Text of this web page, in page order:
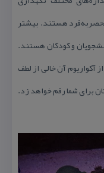
هستند. بیشتر
و كودكان هستند.
آكواریوم آن خالی از لطف
برای شما رقم خواهد زد.